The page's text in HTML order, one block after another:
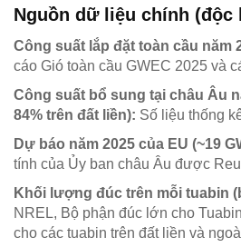
Nguồn dữ liệu chính (độc
Công suất lắp đặt toàn cầu năm
cáo Gió toàn cầu GWEC 2025 và
Công suất bổ sung tại châu Âu
84% trên đất liền): Số liệu thống
Dự báo năm 2025 của EU (~19
tính của Ủy ban châu Âu được
Khối lượng đúc trên mỗi tuabin
NREL, Bộ phận đúc lớn cho
cho các tuabin trên đất liền và